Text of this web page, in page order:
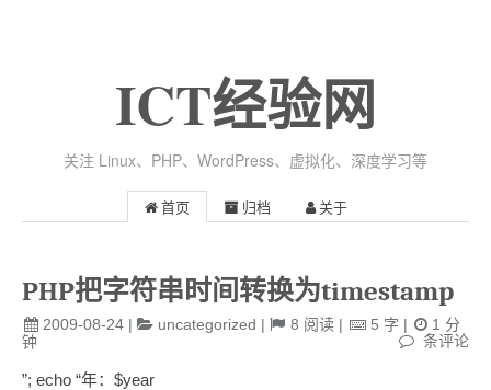
ICT经验网
关注 Linux、PHP、WordPress、虚拟化、深度学习等
首页 归档 关于
PHP把字符串时间转换为timestamp
2009-08-24 | uncategorized | 8 阅读| 5 字 | 1 分
钟
条评论
”; echo “年：$year